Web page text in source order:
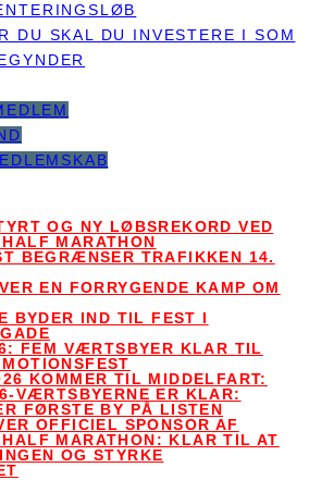
DU SKAL DU INVESTERE I SOM
OG NY LØBSREKORD VED
MARATHON
BEGRÆNSER TRAFIKKEN 14.
EN FORRYGENDE KAMP OM
BYDER IND TIL FEST I
FEM VÆRTSBYER KLAR TIL
KOMMER TIL MIDDELFART:
VÆRTSBYERNE ER KLAR:
FØRSTE BY PÅ LISTEN
OFFICIEL SPONSOR AF
HALF MARATHON: KLAR TIL AT
OG STYRKE